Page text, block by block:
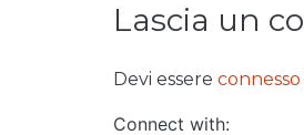
Lascia un
Devi essere connesso
Connect with: